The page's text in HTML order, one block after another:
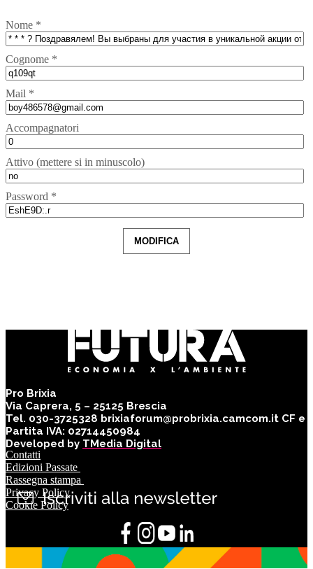
Nome *
Cognome *
Mail *
Accompagnatori
Attivo (mettere si in minuscolo)
Password *
MODIFICA
Pro Brixia
Via Caprera, 5 – 25125 Brescia
Tel. 030-3725328 brixiaforum@probrixia.camcom.it CF e
Partita IVA: 02714450984
Developed by TMedia Digital
Contatti
Edizioni Passate
Rassegna stampa
Privacy Policy
Cookie Policy